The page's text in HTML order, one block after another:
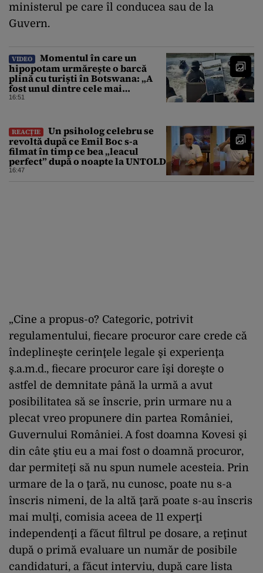
ministerul pe care îl conducea sau de la
Guvern.
VIDEO
Momentul în care un
hipopotam urmărește o barcă
plină cu turiști în Botswana: „A
fost unul dintre cele mai
înfricoșătoare momente”
16:51
REACȚIE
Un psiholog celebru se
revoltă după ce Emil Boc s-a
filmat în timp ce bea „leacul
perfect” după o noapte la UNTOLD
16:47
„Cine a propus-o? Categoric, potrivit
regulamentului, fiecare procuror care crede că
îndeplineşte cerinţele legale şi experienţa
ş.a.m.d., fiecare procuror care îşi doreşte o
astfel de demnitate până la urmă a avut
posibilitatea să se înscrie, prin urmare nu a
plecat vreo propunere din partea României,
Guvernului României. A fost doamna Kovesi şi
din câte ştiu eu a mai fost o doamnă procuror,
dar permiteţi să nu spun numele acesteia. Prin
urmare de la o ţară, nu cunosc, poate nu s-a
înscris nimeni, de la altă ţară poate s-au înscris
mai mulţi, comisia aceea de 11 experţi
independenţi a făcut filtrul pe dosare, a reţinut
după o primă evaluare un număr de posibile
candidaturi, a făcut interviu, după care lista